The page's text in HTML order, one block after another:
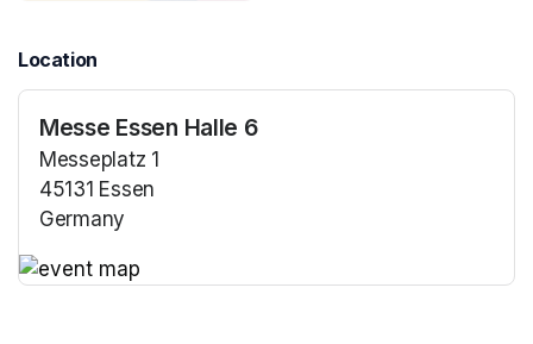
Location
Messe Essen Halle 6
Messeplatz 1
45131 Essen
Germany